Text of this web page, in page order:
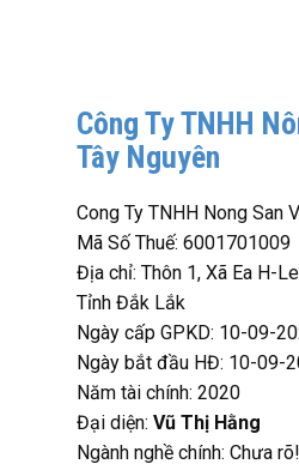
Công Ty TNHH
Tây Nguyên
Cong Ty TNHH Nong San
Mã Số Thuế: 6001701009
Địa chỉ: Thôn 1, Xã Ea H-
Tỉnh Đắk Lắk
Ngày cấp GPKD: 10-09-
Ngày bắt đầu HĐ: 10-09-
Năm tài chính: 2020
Đại diện: Vũ Thị Hằng
Ngành nghề chính: Chưa rõ!